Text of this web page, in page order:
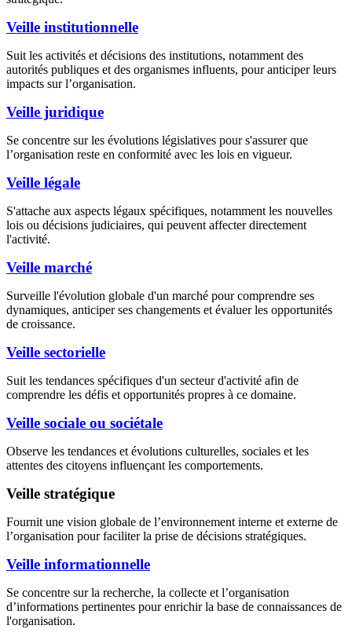
Veille institutionnelle
Suit les activités et décisions des institutions, notamment des
autorités publiques et des organismes influents, pour anticiper leurs
impacts sur l’organisation.
Veille juridique
Se concentre sur les évolutions législatives pour s'assurer que
l’organisation reste en conformité avec les lois en vigueur.
Veille légale
S'attache aux aspects légaux spécifiques, notamment les nouvelles
lois ou décisions judiciaires, qui peuvent affecter directement
l'activité.
Veille marché
Surveille l'évolution globale d'un marché pour comprendre ses
dynamiques, anticiper ses changements et évaluer les opportunités
de croissance.
Veille sectorielle
Suit les tendances spécifiques d'un secteur d'activité afin de
comprendre les défis et opportunités propres à ce domaine.
Veille sociale ou sociétale
Observe les tendances et évolutions culturelles, sociales et les
attentes des citoyens influençant les comportements.
Veille stratégique
Fournit une vision globale de l’environnement interne et externe de
l’organisation pour faciliter la prise de décisions stratégiques.
Veille informationnelle
Se concentre sur la recherche, la collecte et l’organisation
d’informations pertinentes pour enrichir la base de connaissances de
l'organisation.